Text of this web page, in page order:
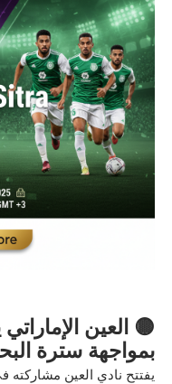
🟡 العين
بمواجهة سترة
يفتتح نادي العين مشاركته